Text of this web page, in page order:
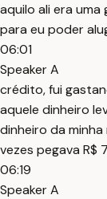
aquilo ali era
para eu poder
06:01
Speaker A
crédito, fui
aquele dinheiro
dinheiro da minha
vezes pegava R$
06:19
Speaker A